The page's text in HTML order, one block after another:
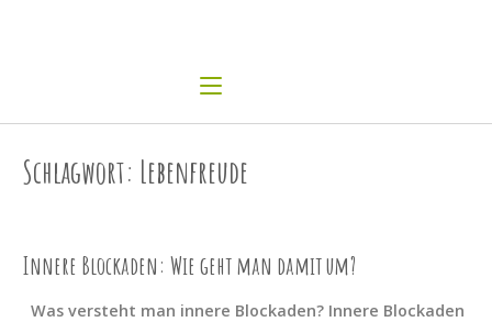
Schlagwort: Lebenfreude
Innere Blockaden: Wie geht man damit um?
Was versteht man innere Blockaden? Innere Blockaden